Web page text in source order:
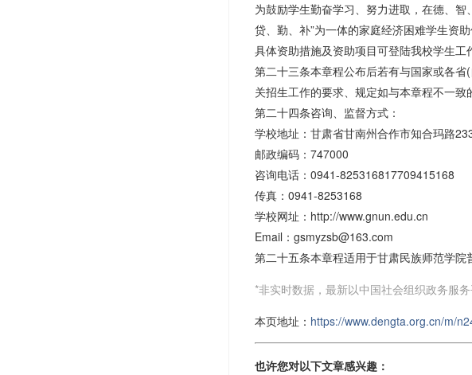
为鼓励学生勤奋学习、努力进取，在德、智
贷、勤、补”为一体的家庭经济困难学生资
具体资助措施及资助项目可登陆我校学生
第二十三条本章程公布后若有与国家或各
关招生工作的要求、规定如与本章程不一致
第二十四条咨询、监督方式：
学校地址：甘肃省甘南州合作市知合玛路
邮政编码：747000
咨询电话：0941-825316817709415168
传真：0941-8253168
学校网址：http://www.gnun.edu.cn
Email：gsmyzsb@163.com
第二十五条本章程适用于甘肃民族师范学院
*非实时数据，最新以中国社会组织政务服务
本页地址： https://www.dengta.org.cn/m/
也许您对以下文章感兴趣：